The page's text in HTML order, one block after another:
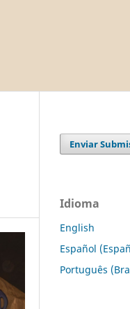
Enviar
Idioma
English
Español
Português